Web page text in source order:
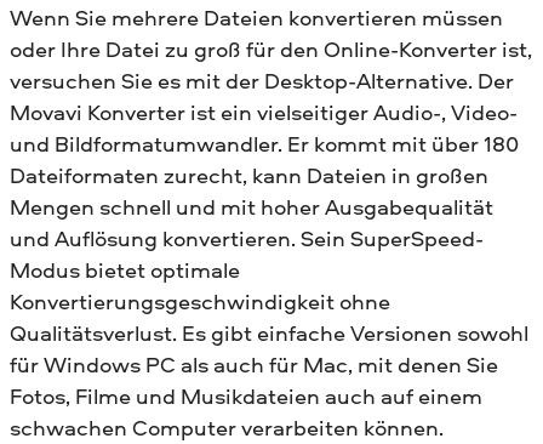
Wenn Sie mehrere Dateien konvertieren müssen
oder Ihre Datei zu groß für den Online-Konverter ist,
versuchen Sie es mit der Desktop-Alternative. Der
Movavi Konverter ist ein vielseitiger Audio-, Video-
und Bildformatumwandler. Er kommt mit über 180
Dateiformaten zurecht, kann Dateien in großen
Mengen schnell und mit hoher Ausgabequalität
und Auflösung konvertieren. Sein SuperSpeed-
Modus bietet optimale
Konvertierungsgeschwindigkeit ohne
Qualitätsverlust. Es gibt einfache Versionen sowohl
für Windows PC als auch für Mac, mit denen Sie
Fotos, Filme und Musikdateien auch auf einem
schwachen Computer verarbeiten können.